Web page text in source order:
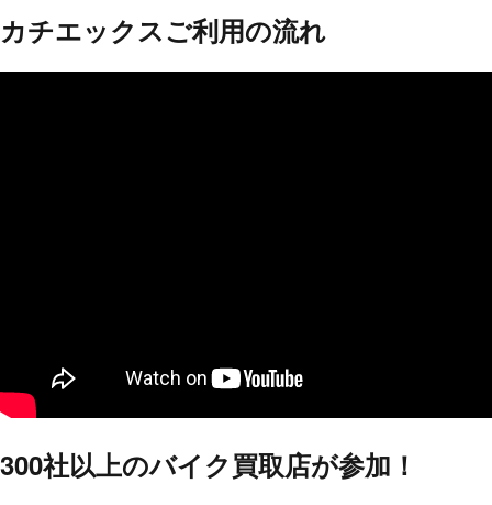
カチエックスご利用の流れ
300社以上のバイク買取店が参加！